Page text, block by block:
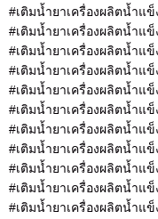
#เติมน้ำยาเครื่องผลิตน้ำแ
#เติมน้ำยาเครื่องผลิตน้ำแ
#เติมน้ำยาเครื่องผลิตน้ำแ
#เติมน้ำยาเครื่องผลิตน้ำแ
#เติมน้ำยาเครื่องผลิตน้ำแข็
#เติมน้ำยาเครื่องผลิตน้ำแ
#เติมน้ำยาเครื่องผลิตน้ำแ
#เติมน้ำยาเครื่องผลิตน้ำแ
#เติมน้ำยาเครื่องผลิตน้ำแ
#เติมน้ำยาเครื่องผลิตน้ำแ
#เติมน้ำยาเครื่องผลิตน้ำแ